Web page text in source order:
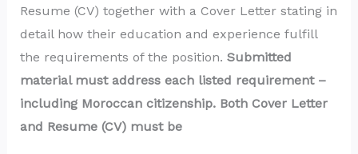
Resume (CV) together with a Cover Letter stating in
detail how their education and experience fulfill
the requirements of the position. Submitted
material must address each listed requirement –
including Moroccan citizenship. Both Cover Letter
and Resume (CV) must be